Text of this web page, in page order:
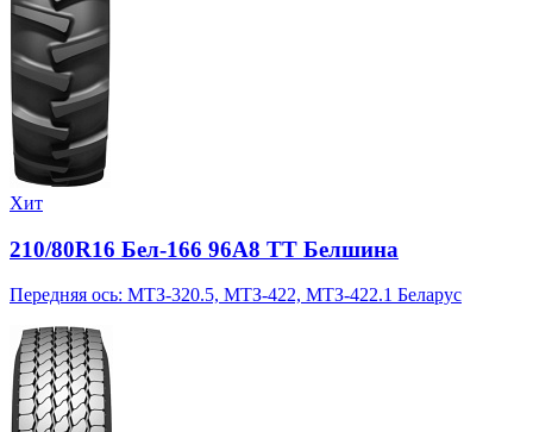
Хит
210/80R16 Бел-166 96A8 TT Белшина
Передняя ось: МТЗ-320.5, МТЗ-422, МТЗ-422.1 Беларус